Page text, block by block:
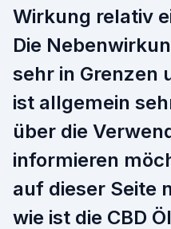
Wirkung relativ
Die
sehr in Grenzen
ist allgemein
über die
informieren
auf dieser Seite
wie ist die CBD